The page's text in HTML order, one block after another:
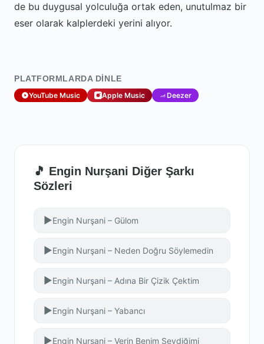
de bu duygusal yolculuğa ortak eden, unutulmaz bir
eser olarak kalplerdeki yerini alıyor.
PLATFORMLARDA DINLE
YouTube Music Apple Music Deezer
🎵 Engin Nurşani Diğer Şarkı
Sözleri
▶Engin Nurşani – Gülom
▶Engin Nurşani – Neden Doğru Söylemedin
▶Engin Nurşani – Adına Bir Çizik Çektim
▶Engin Nurşani – Yabancı
▶Engin Nurşani – Verin Benim Sevdiğimi